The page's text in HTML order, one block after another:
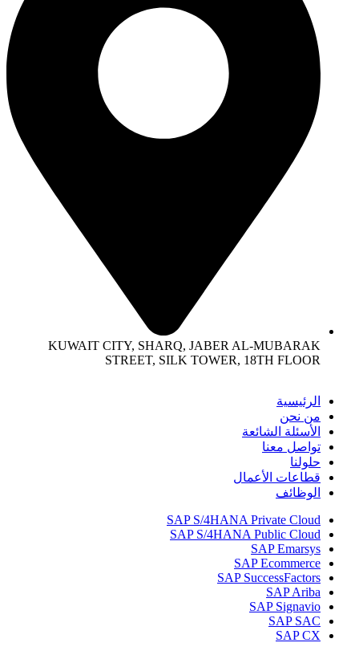
KUWAIT CITY, SHARQ, JABER AL-MUBARAK
STREET, SILK TOWER, 18TH FLOOR
الرئيسية
من نحن
الأسئلة الشائعة
تواصل معنا
حلولنا
قطاعات الأعمال
الوظائف
SAP S/4HANA Private Cloud
SAP S/4HANA Public Cloud
SAP Emarsys
SAP Ecommerce
SAP SuccessFactors
SAP Ariba
SAP Signavio
SAP SAC
SAP CX